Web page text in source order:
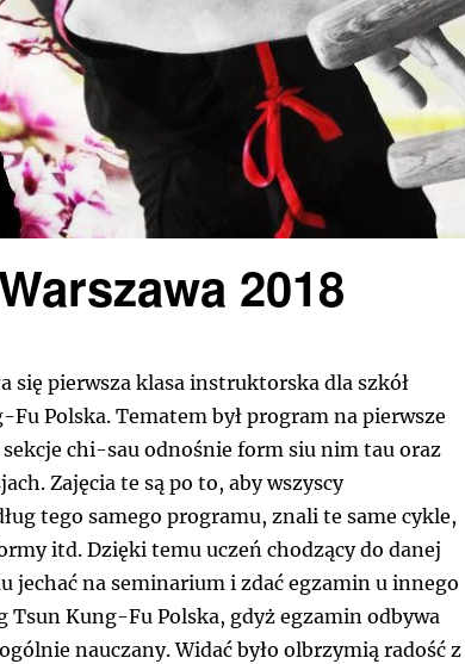
2018
się pierwsza klasa instruktorska dla szkół
Polska. Tematem był program na pierwsze
chi-sau odnośnie form siu nim tau oraz
Zajęcia te są po to, aby wszyscy
tego samego programu, znali te same cykle,
itd. Dzięki temu uczeń chodzący do danej
jechać na seminarium i zdać egzamin u innego
Kung-Fu Polska, gdyż egzamin odbywa
nauczany. Widać było olbrzymią radość z